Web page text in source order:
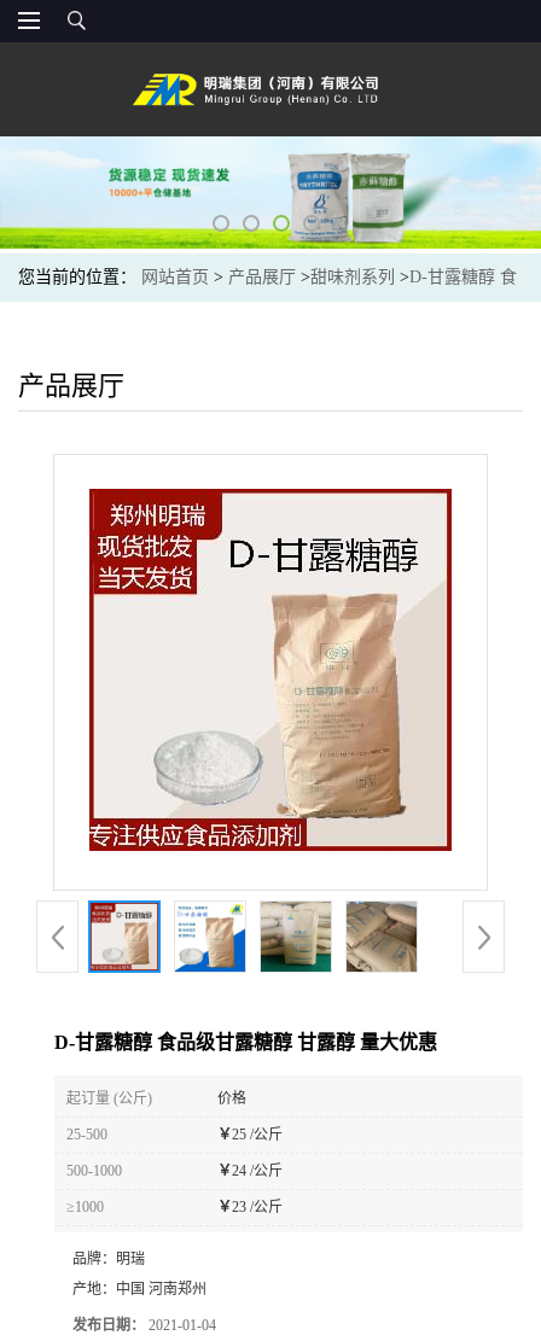
您当前的位置： 网站首页 > 产品展厅 >甜味剂系列 >D-甘露糖醇 食
产品展厅
D-甘露糖醇 食品级甘露糖醇 甘露醇 量大优惠
起订量 (公斤) 价格
25-500 ￥25 /公斤
500-1000 ￥24 /公斤
≥1000 ￥23 /公斤
品牌： 明瑞
产地： 中国 河南郑州
发布日期： 2021-01-04